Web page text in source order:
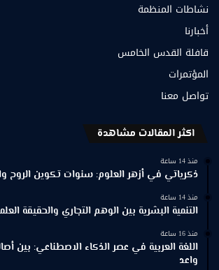
نشاطات المنظمة
أخبارنا
قافلة القدس الخامس
المؤتمرات
تواصل معنا
اكثر المقالات مشاهدة
منذ 14 ساعة
ذكرياتي في أزهر العلوم: سنوات تكوين الروح
منذ 14 ساعة
التنمية البشرية بين الوهم التجاري والحقيقة
منذ 16 ساعة
اللغة العربية في عصر الذكاء الاصطناعي: بين
واعد